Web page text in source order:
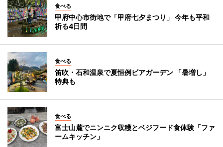
食べる
甲府中心市街地で「甲府七夕まつり」 今年も平和
祈る4日間
食べる
笛吹・石和温泉で夏恒例ビアガーデン 「暑増し」
特典も
食べる
富士山麓でニンニク収穫とベジフード食体験「ファ
ームキッチン」